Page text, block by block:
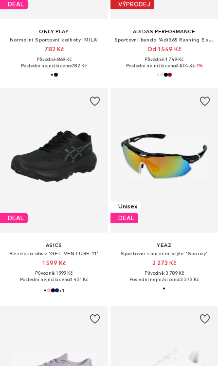
DEAL
ONLY PLAY
Normální Sportovní kalhoty 'MILA'
782 Kč
Původně: 869 Kč
Poslední nejnižší cena:782 Kč
VÝPRODEJ
ADIDAS PERFORMANCE
Sportovní bunda 'Adi365 Running Essentials'
Od 1 549 Kč
Původně: 1 749 Kč
Poslední nejnižší cena:1 574 Kč-1%
DEAL
ASICS
Běžecká obuv 'GEL-VENTURE 11'
1 599 Kč
Původně: 1 999 Kč
Poslední nejnižší cena:1 421 Kč
+1
Unisex
DEAL
YEAZ
Sportovní sluneční brýle 'Sunray'
2 273 Kč
Původně: 3 789 Kč
Poslední nejnižší cena:2 273 Kč